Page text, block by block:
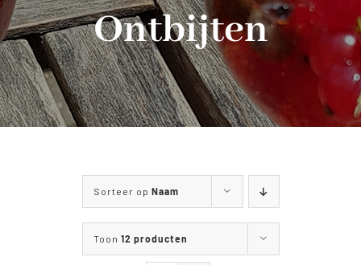
OVER ONS
AARDBEIEN
WANDELEN & FIETSEN
CONTACT
Ontbijten
Sorteer op Naam
Toon 12 producten